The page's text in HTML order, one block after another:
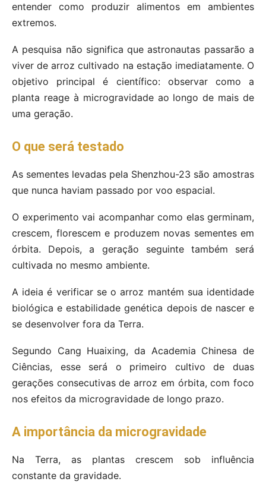
entender como produzir alimentos em ambientes
extremos.
A pesquisa não significa que astronautas passarão a
viver de arroz cultivado na estação imediatamente. O
objetivo principal é científico: observar como a
planta reage à microgravidade ao longo de mais de
uma geração.
O que será testado
As sementes levadas pela Shenzhou-23 são amostras
que nunca haviam passado por voo espacial.
O experimento vai acompanhar como elas germinam,
crescem, florescem e produzem novas sementes em
órbita. Depois, a geração seguinte também será
cultivada no mesmo ambiente.
A ideia é verificar se o arroz mantém sua identidade
biológica e estabilidade genética depois de nascer e
se desenvolver fora da Terra.
Segundo Cang Huaixing, da Academia Chinesa de
Ciências, esse será o primeiro cultivo de duas
gerações consecutivas de arroz em órbita, com foco
nos efeitos da microgravidade de longo prazo.
A importância da microgravidade
Na Terra, as plantas crescem sob influência
constante da gravidade.